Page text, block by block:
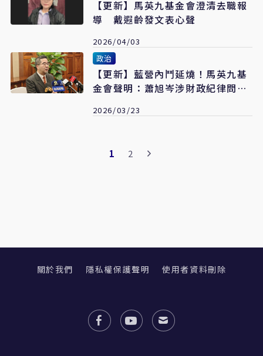
【更新】馬英九基金會澄清去職報
導 戴遐齡發文表心聲
2026/04/03
政治
【更新】藍營內鬥延燒！馬英九基
金會聲明：蕭旭岑涉財政紀律問
2026/03/23
1 2
關於我們 隱私權保護聲明 使用者資料刪除